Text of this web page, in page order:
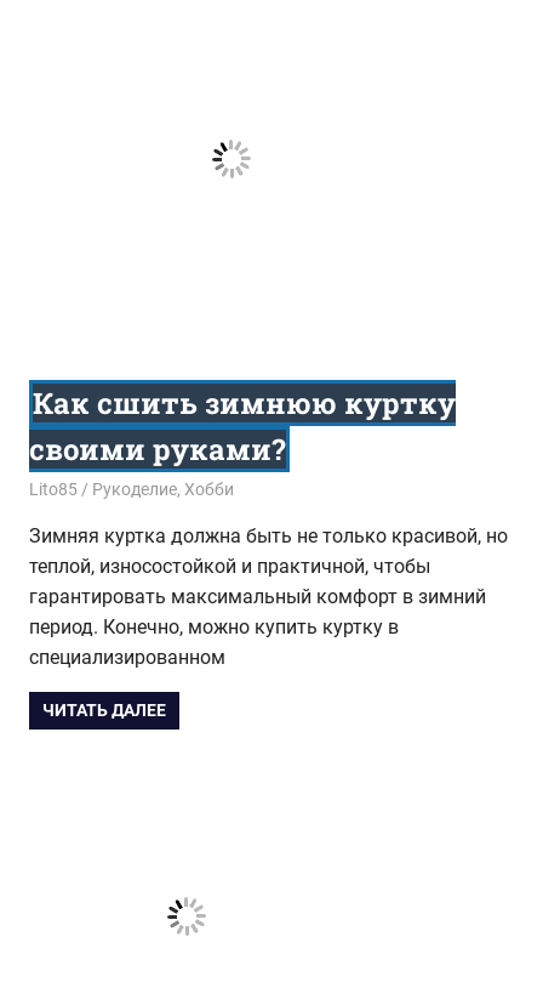
Как сшить зимнюю куртку
своими руками?
30.10.2017
Lito85 Рукоделие, Хобби
Зимняя куртка должна быть не только красивой, но
теплой, износостойкой и практичной, чтобы
гарантировать максимальный комфорт в зимний
период. Конечно, можно купить куртку в
специализированном
ЧИТАТЬ ДАЛЕЕ